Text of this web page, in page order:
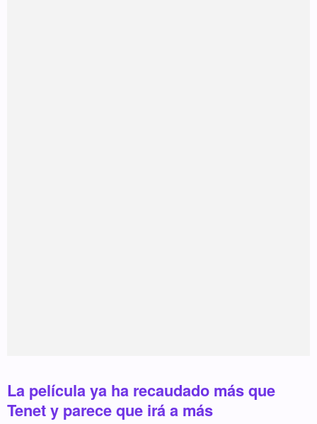
La película ya ha recaudado más que
Tenet y parece que irá a más